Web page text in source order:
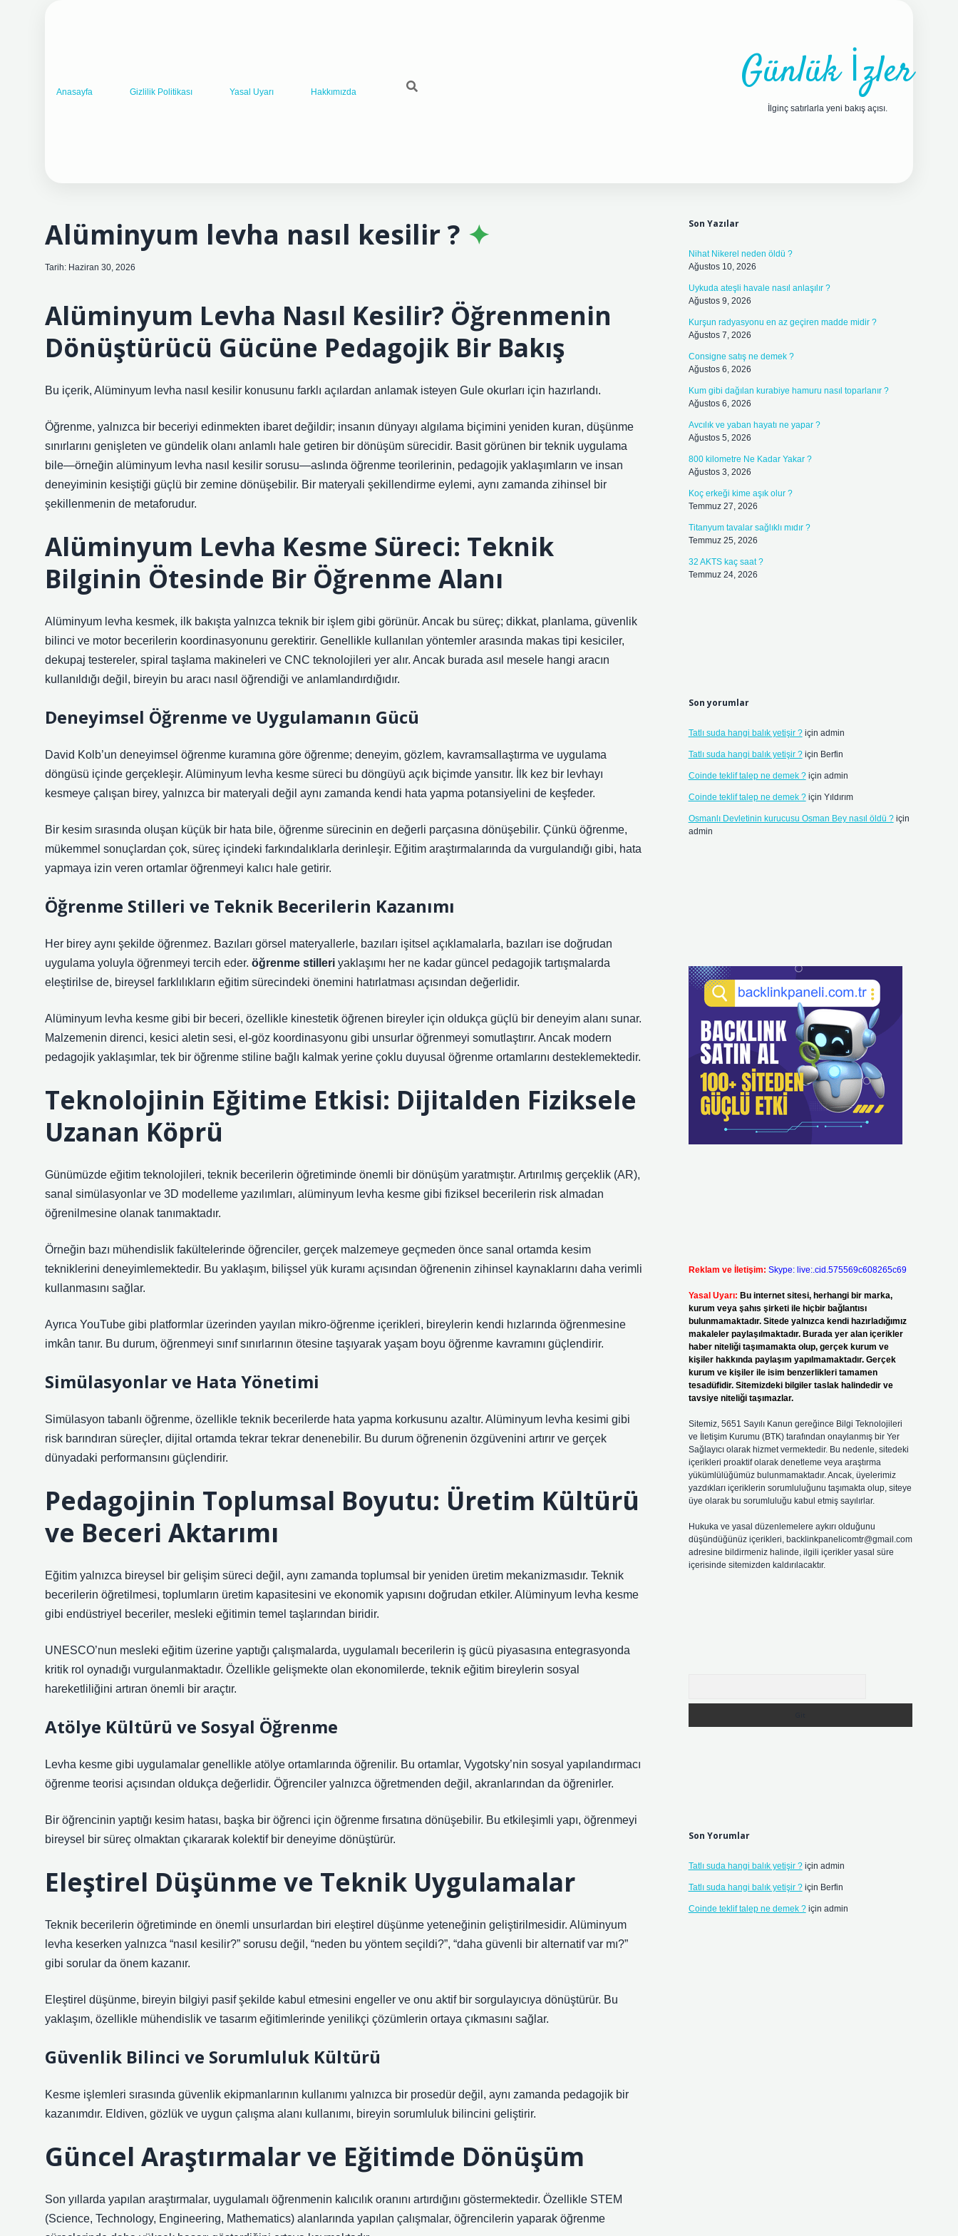
Anasayfa Gizlilik Politikası Yasal Uyarı Hakkımızda Günlük İzler
İlginç satırlarla yeni bakış açısı.
Alüminyum levha nasıl kesilir ?
Tarih: Haziran 30, 2026
Alüminyum Levha Nasıl Kesilir? Öğrenmenin
Dönüştürücü Gücüne Pedagojik Bir Bakış
Bu içerik, Alüminyum levha nasıl kesilir konusunu farklı açılardan anlamak isteyen Gule okurları için hazırlandı.
Öğrenme, yalnızca bir beceriyi edinmekten ibaret değildir; insanın dünyayı algılama biçimini yeniden kuran, düşünme
sınırlarını genişleten ve gündelik olanı anlamlı hale getiren bir dönüşüm sürecidir. Basit görünen bir teknik uygulama
bile—örneğin alüminyum levha nasıl kesilir sorusu—aslında öğrenme teorilerinin, pedagojik yaklaşımların ve insan
deneyiminin kesiştiği güçlü bir zemine dönüşebilir. Bir materyali şekillendirme eylemi, aynı zamanda zihinsel bir
şekillenmenin de metaforudur.
Alüminyum Levha Kesme Süreci: Teknik
Bilginin Ötesinde Bir Öğrenme Alanı
Alüminyum levha kesmek, ilk bakışta yalnızca teknik bir işlem gibi görünür. Ancak bu süreç; dikkat, planlama, güvenlik
bilinci ve motor becerilerin koordinasyonunu gerektirir. Genellikle kullanılan yöntemler arasında makas tipi kesiciler,
dekupaj testereler, spiral taşlama makineleri ve CNC teknolojileri yer alır. Ancak burada asıl mesele hangi aracın
kullanıldığı değil, bireyin bu aracı nasıl öğrendiği ve anlamlandırdığıdır.
Deneyimsel Öğrenme ve Uygulamanın Gücü
David Kolb’un deneyimsel öğrenme kuramına göre öğrenme; deneyim, gözlem, kavramsallaştırma ve uygulama
döngüsü içinde gerçekleşir. Alüminyum levha kesme süreci bu döngüyü açık biçimde yansıtır. İlk kez bir levhayı
kesmeye çalışan birey, yalnızca bir materyali değil aynı zamanda kendi hata yapma potansiyelini de keşfeder.
Bir kesim sırasında oluşan küçük bir hata bile, öğrenme sürecinin en değerli parçasına dönüşebilir. Çünkü öğrenme,
mükemmel sonuçlardan çok, süreç içindeki farkındalıklarla derinleşir. Eğitim araştırmalarında da vurgulandığı gibi, hata
yapmaya izin veren ortamlar öğrenmeyi kalıcı hale getirir.
Öğrenme Stilleri ve Teknik Becerilerin Kazanımı
Her birey aynı şekilde öğrenmez. Bazıları görsel materyallerle, bazıları işitsel açıklamalarla, bazıları ise doğrudan
uygulama yoluyla öğrenmeyi tercih eder. öğrenme stilleri yaklaşımı her ne kadar güncel pedagojik tartışmalarda
eleştirilse de, bireysel farklılıkların eğitim sürecindeki önemini hatırlatması açısından değerlidir.
Alüminyum levha kesme gibi bir beceri, özellikle kinestetik öğrenen bireyler için oldukça güçlü bir deneyim alanı sunar.
Malzemenin direnci, kesici aletin sesi, el-göz koordinasyonu gibi unsurlar öğrenmeyi somutlaştırır. Ancak modern
pedagojik yaklaşımlar, tek bir öğrenme stiline bağlı kalmak yerine çoklu duyusal öğrenme ortamlarını desteklemektedir.
Teknolojinin Eğitime Etkisi: Dijitalden Fiziksele
Uzanan Köprü
Günümüzde eğitim teknolojileri, teknik becerilerin öğretiminde önemli bir dönüşüm yaratmıştır. Artırılmış gerçeklik (AR),
sanal simülasyonlar ve 3D modelleme yazılımları, alüminyum levha kesme gibi fiziksel becerilerin risk almadan
öğrenilmesine olanak tanımaktadır.
Örneğin bazı mühendislik fakültelerinde öğrenciler, gerçek malzemeye geçmeden önce sanal ortamda kesim
tekniklerini deneyimlemektedir. Bu yaklaşım, bilişsel yük kuramı açısından öğrenenin zihinsel kaynaklarını daha verimli
kullanmasını sağlar.
Ayrıca YouTube gibi platformlar üzerinden yayılan mikro-öğrenme içerikleri, bireylerin kendi hızlarında öğrenmesine
imkân tanır. Bu durum, öğrenmeyi sınıf sınırlarının ötesine taşıyarak yaşam boyu öğrenme kavramını güçlendirir.
Simülasyonlar ve Hata Yönetimi
Simülasyon tabanlı öğrenme, özellikle teknik becerilerde hata yapma korkusunu azaltır. Alüminyum levha kesimi gibi
risk barındıran süreçler, dijital ortamda tekrar tekrar denenebilir. Bu durum öğrenenin özgüvenini artırır ve gerçek
dünyadaki performansını güçlendirir.
Pedagojinin Toplumsal Boyutu: Üretim Kültürü
ve Beceri Aktarımı
Eğitim yalnızca bireysel bir gelişim süreci değil, aynı zamanda toplumsal bir yeniden üretim mekanizmasıdır. Teknik
becerilerin öğretilmesi, toplumların üretim kapasitesini ve ekonomik yapısını doğrudan etkiler. Alüminyum levha kesme
gibi endüstriyel beceriler, mesleki eğitimin temel taşlarından biridir.
UNESCO’nun mesleki eğitim üzerine yaptığı çalışmalarda, uygulamalı becerilerin iş gücü piyasasına entegrasyonda
kritik rol oynadığı vurgulanmaktadır. Özellikle gelişmekte olan ekonomilerde, teknik eğitim bireylerin sosyal
hareketliliğini artıran önemli bir araçtır.
Atölye Kültürü ve Sosyal Öğrenme
Levha kesme gibi uygulamalar genellikle atölye ortamlarında öğrenilir. Bu ortamlar, Vygotsky’nin sosyal yapılandırmacı
öğrenme teorisi açısından oldukça değerlidir. Öğrenciler yalnızca öğretmenden değil, akranlarından da öğrenirler.
Bir öğrencinin yaptığı kesim hatası, başka bir öğrenci için öğrenme fırsatına dönüşebilir. Bu etkileşimli yapı, öğrenmeyi
bireysel bir süreç olmaktan çıkararak kolektif bir deneyime dönüştürür.
Eleştirel Düşünme ve Teknik Uygulamalar
Teknik becerilerin öğretiminde en önemli unsurlardan biri eleştirel düşünme yeteneğinin geliştirilmesidir. Alüminyum
levha keserken yalnızca “nasıl kesilir?” sorusu değil, “neden bu yöntem seçildi?”, “daha güvenli bir alternatif var mı?”
gibi sorular da önem kazanır.
Eleştirel düşünme, bireyin bilgiyi pasif şekilde kabul etmesini engeller ve onu aktif bir sorgulayıcıya dönüştürür. Bu
yaklaşım, özellikle mühendislik ve tasarım eğitimlerinde yenilikçi çözümlerin ortaya çıkmasını sağlar.
Güvenlik Bilinci ve Sorumluluk Kültürü
Kesme işlemleri sırasında güvenlik ekipmanlarının kullanımı yalnızca bir prosedür değil, aynı zamanda pedagojik bir
kazanımdır. Eldiven, gözlük ve uygun çalışma alanı kullanımı, bireyin sorumluluk bilincini geliştirir.
Güncel Araştırmalar ve Eğitimde Dönüşüm
Son yıllarda yapılan araştırmalar, uygulamalı öğrenmenin kalıcılık oranını artırdığını göstermektedir. Özellikle STEM
(Science, Technology, Engineering, Mathematics) alanlarında yapılan çalışmalar, öğrencilerin yaparak öğrenme
Son Yazılar
Nihat Nikerel neden öldü ?
Ağustos 10, 2026
Uykuda ateşli havale nasıl anlaşılır ?
Ağustos 9, 2026
Kurşun radyasyonu en az geçiren madde midir ?
Ağustos 7, 2026
Consigne satış ne demek ?
Ağustos 6, 2026
Kum gibi dağılan kurabiye hamuru nasıl toparlanır ?
Ağustos 6, 2026
Avcılık ve yaban hayatı ne yapar ?
Ağustos 5, 2026
800 kilometre Ne Kadar Yakar ?
Ağustos 3, 2026
Koç erkeği kime aşık olur ?
Temmuz 27, 2026
Titanyum tavalar sağlıklı mıdır ?
Temmuz 25, 2026
32 AKTS kaç saat ?
Temmuz 24, 2026
Son yorumlar
Tatlı suda hangi balık yetişir ?için admin
Tatlı suda hangi balık yetişir ?için Berfin
Coinde teklif talep ne demek ?için admin
Coinde teklif talep ne demek ?için Yıldırım
Osmanlı Devletinin kurucusu Osman Bey nasıl öldü ?için
admin
Reklam ve İletişim: Skype: live:.cid.575569c608265c69
Yasal Uyarı: Bu internet sitesi, herhangi bir marka,
kurum veya şahıs şirketi ile hiçbir bağlantısı
bulunmamaktadır. Sitede yalnızca kendi hazırladığımız
makaleler paylaşılmaktadır. Burada yer alan içerikler
haber niteliği taşımamakta olup, gerçek kurum ve
kişiler hakkında paylaşım yapılmamaktadır. Gerçek
kurum ve kişiler ile isim benzerlikleri tamamen
tesadüfidir. Sitemizdeki bilgiler taslak halindedir ve
tavsiye niteliği taşımazlar.
Sitemiz, 5651 Sayılı Kanun gereğince Bilgi Teknolojileri
ve İletişim Kurumu (BTK) tarafından onaylanmış bir Yer
Sağlayıcı olarak hizmet vermektedir. Bu nedenle, sitedeki
içerikleri proaktif olarak denetleme veya araştırma
yükümlülüğümüz bulunmamaktadır. Ancak, üyelerimiz
yazdıkları içeriklerin sorumluluğunu taşımakta olup, siteye
üye olarak bu sorumluluğu kabul etmiş sayılırlar.
Hukuka ve yasal düzenlemelere aykırı olduğunu
düşündüğünüz içerikleri, backlinkpanelicomtr@gmail.com
adresine bildirmeniz halinde, ilgili içerikler yasal süre
içerisinde sitemizden kaldırılacaktır.
Son Yorumlar
Tatlı suda hangi balık yetişir ?için admin
Tatlı suda hangi balık yetişir ?için Berfin
Coinde teklif talep ne demek ?için admin